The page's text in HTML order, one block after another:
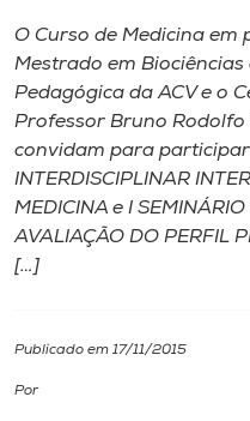
A
Internacionalização
I.nova
Cultura
O Curso de Medicina
Mestrado em Biociências
Pedagógica da ACV e o
Professor Bruno Rodolfo
convidam para participar
INTERDISCIPLINAR
MEDICINA e I
AVALIAÇÃO DO PERFIL
[…]
Publicado em 17/11/2015
Por